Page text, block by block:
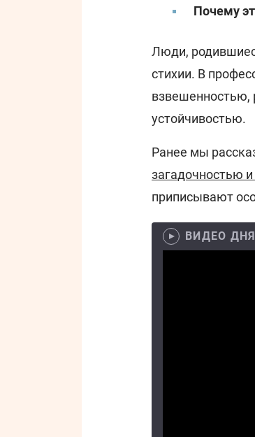
Почему
Люди,
стихии. В
взвешенностью,
устойчивостью.
Ранее мы
загадочностью
приписывают
ВИДЕО ДНЯ